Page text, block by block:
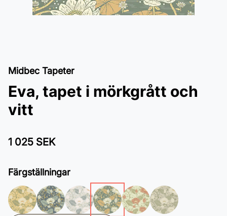
Midbec Tapeter
Eva, tapet i mörkgrått och
vitt
1 025 SEK
Färgställningar